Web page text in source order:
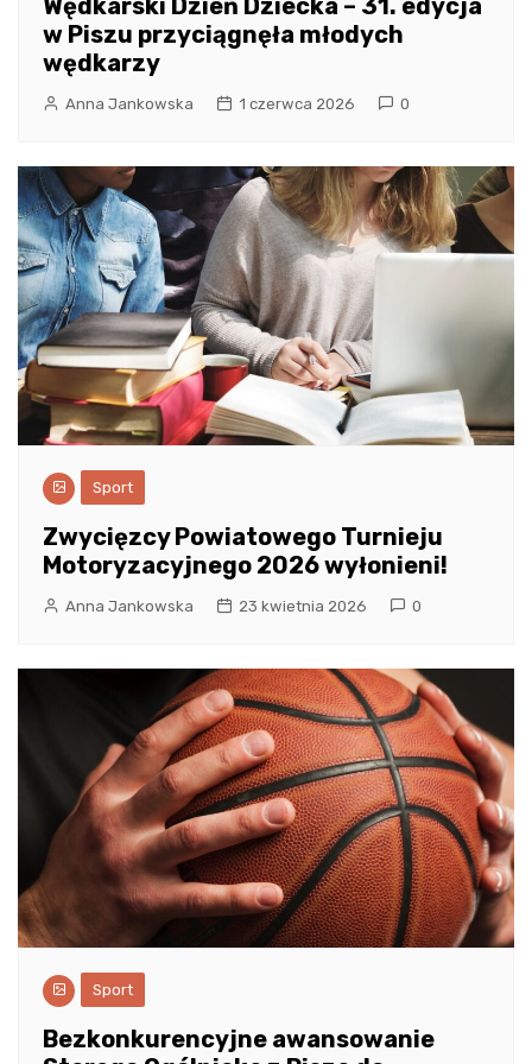
Wędkarski Dzień Dziecka – 31. edycja
w Piszu przyciągnęła młodych
wędkarzy
Anna Jankowska 1 czerwca 2026 0
Sport
Zwycięzcy Powiatowego Turnieju
Motoryzacyjnego 2026 wyłonieni!
Anna Jankowska 23 kwietnia 2026 0
Sport
Bezkonkurencyjne awansowanie